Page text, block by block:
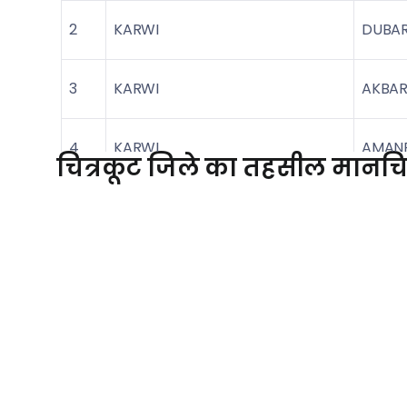
2 KARWI
3 KARWI
4 KARWI
चित्रकूट जिले का तहसील